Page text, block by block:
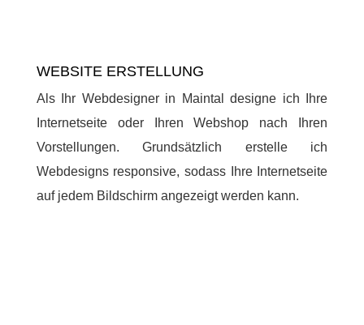
WEBSITE ERSTELLUNG
Als Ihr Webdesigner in Maintal designe ich Ihre
Internetseite oder Ihren Webshop nach Ihren
Vorstellungen. Grundsätzlich erstelle ich
Webdesigns responsive, sodass Ihre Internetseite
auf jedem Bildschirm angezeigt werden kann.